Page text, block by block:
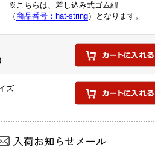
※こちらは、差し込み式ゴム紐
（商品番号：hat-string）となります。
ズ